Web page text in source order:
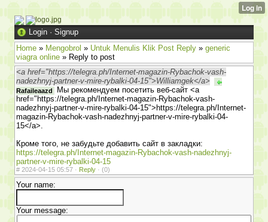
Login · Signup
Home » Mengobrol » Untuk Menulis Klik Post Reply » generic
viagra online » Reply to post
<a href="https://telegra.ph/Internet-magazin-Rybachok-vash-
nadezhnyj-partner-v-mire-rybalki-04-15">Williamgek</a>
Rafaileaazd
Мы рекомендуем посетить веб-сайт <a
href="https://telegra.ph/Internet-magazin-Rybachok-vash-
nadezhnyj-partner-v-mire-rybalki-04-15">https://telegra.ph/Internet-
magazin-Rybachok-vash-nadezhnyj-partner-v-mire-rybalki-04-
15</a>.
Кроме того, не забудьте добавить сайт в закладки:
https://telegra.ph/Internet-magazin-Rybachok-vash-nadezhnyj-
partner-v-mire-rybalki-04-15
# 2024-04-15 05:57 · Reply · (0)
Your name:
Your message: